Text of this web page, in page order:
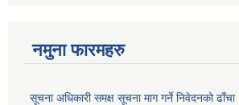
नमुना फारमहरु
सूचना अधिकारी समक्ष सूचना माग गर्ने निवेदनको ढाँचा